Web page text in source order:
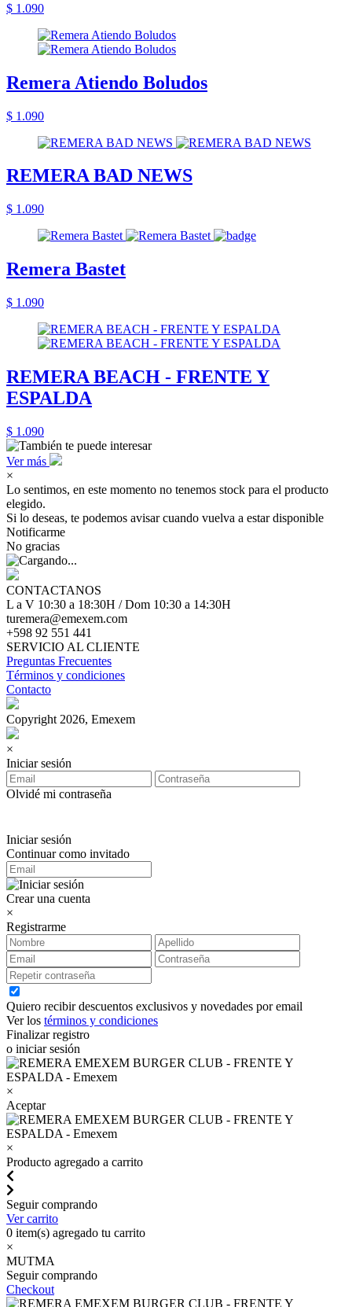
$ 1.090
Remera Atiendo Boludos
$ 1.090
REMERA BAD NEWS
$ 1.090
Remera Bastet
$ 1.090
REMERA BEACH - FRENTE Y
ESPALDA
$ 1.090
Ver más
×
Lo sentimos, en este momento no tenemos stock para el producto
elegido.
Si lo deseas, te podemos avisar cuando vuelva a estar disponible
Notificarme
No gracias
CONTACTANOS
L a V 10:30 a 18:30H / Dom 10:30 a 14:30H
turemera@emexem.com
+598 92 551 441
SERVICIO AL CLIENTE
Preguntas Frecuentes
Términos y condiciones
Contacto
Copyright 2026, Emexem
×
Iniciar sesión
Olvidé mi contraseña
Iniciar sesión
Continuar como invitado
Crear una cuenta
×
Registrarme
Quiero recibir descuentos exclusivos y novedades por email
Ver los términos y condiciones
Finalizar registro
o iniciar sesión
×
Aceptar
×
Producto agregado a carrito
Seguir comprando
Ver carrito
0 item(s) agregado tu carrito
×
MUTMA
Seguir comprando
Checkout